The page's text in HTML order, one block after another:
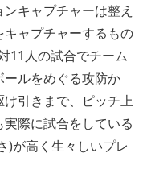
キャプチャーは整え
ャプチャーするもの
11人の試合でチーム
ルをめぐる攻防か
引きまで、ピッチ上
際に試合をしている
)が高く生々しいプレ